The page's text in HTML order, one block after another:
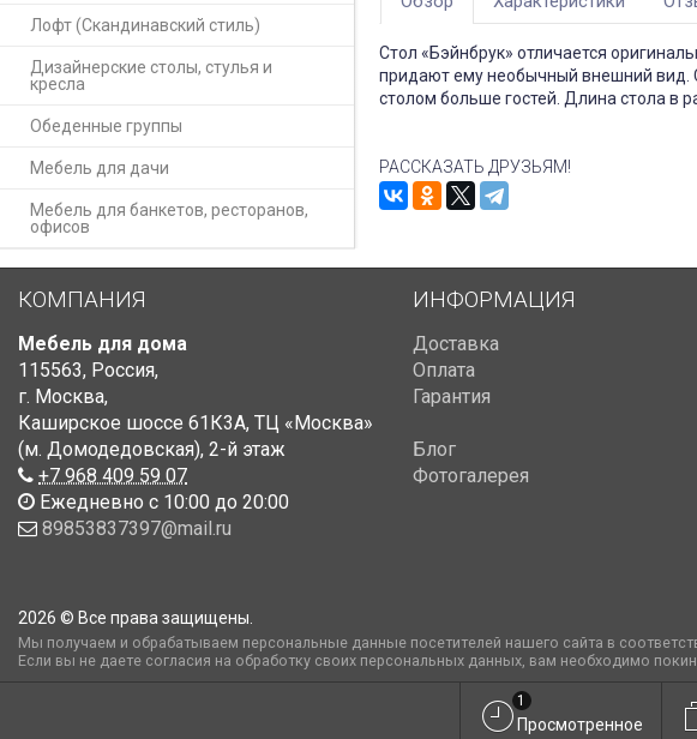
Лофт (Скандинавский стиль)
Дизайнерские столы, стулья и
кресла
Обеденные группы
Мебель для дачи
Мебель для банкетов, ресторанов,
офисов
Стол «Бэйнбрук» отличается
придают ему необычный внешний вид.
столом больше гостей. Длина стола в
РАССКАЗАТЬ ДРУЗЬЯМ!
КОМПАНИЯ
Мебель для дома
115563, Россия,
г. Москва,
Каширское шоссе 61К3А, ТЦ «Москва»
(м. Домодедовская), 2-й этаж
+7 968 409 59 07
Ежедневно с 10:00 до 20:00
89853837397@mail.ru
ИНФОРМАЦИЯ
Доставка
Оплата
Гарантия
Блог
Фотогалерея
2026 © Все права защищены.
Мы получаем и обрабатываем персональные данные посетителей нашего сайта в
Если вы не даете согласия на обработку своих персональных данных, вам необходимо
Просмотренное
1